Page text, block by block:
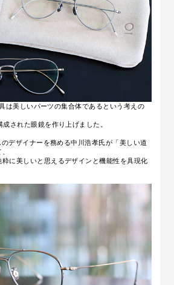
は美しいパーツの集合体であるという考えの
された眼鏡を作り上げました。
デザイナーを務める中川浩孝氏が「美しい道
に美しいと思えるデザインと機能性を具現化